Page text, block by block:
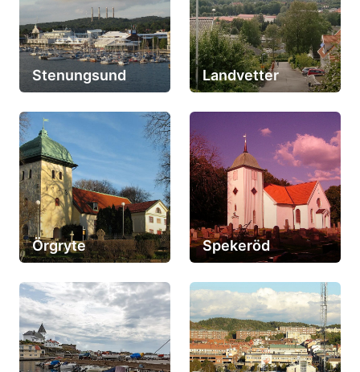
Stenungsund Landvetter
Örgryte Spekeröd